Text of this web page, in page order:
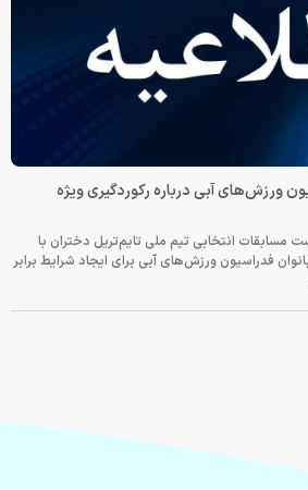
ورزش‌های آبی درباره رکوردگیری ویژه
مسابقات انتخابی تیم ملی تایم‌تریل دختران با
فدراسیون ورزش‌های آبی برای ایجاد شرایط برابر